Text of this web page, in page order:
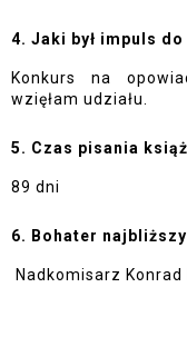
4. Jaki był impuls
Konkurs na
wzięłam udziału.
5. Czas pisania
89 dni
6. Bohater
Nadkomisarz Konrad